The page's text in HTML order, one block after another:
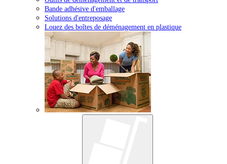
Bande adhésive d'emballage
Solutions d'entreposage
Louez des boîtes de déménagement en plastique